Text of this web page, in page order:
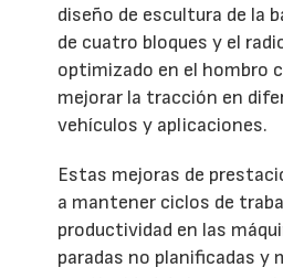
diseño de escultura de la
de cuatro bloques y el
optimizado en el hombro
mejorar la tracción en
vehículos y aplicaciones.
Estas mejoras de
a mantener ciclos de
productividad en las
paradas no planificadas y